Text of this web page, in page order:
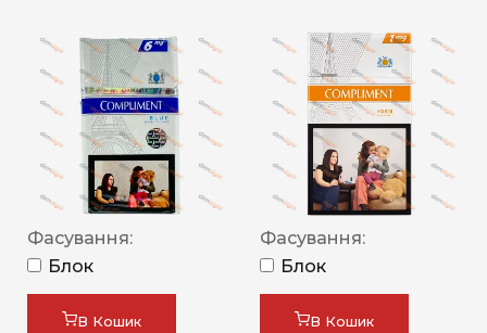
Фасування:
Блок
В Кошик
Фасування:
Блок
В Кошик